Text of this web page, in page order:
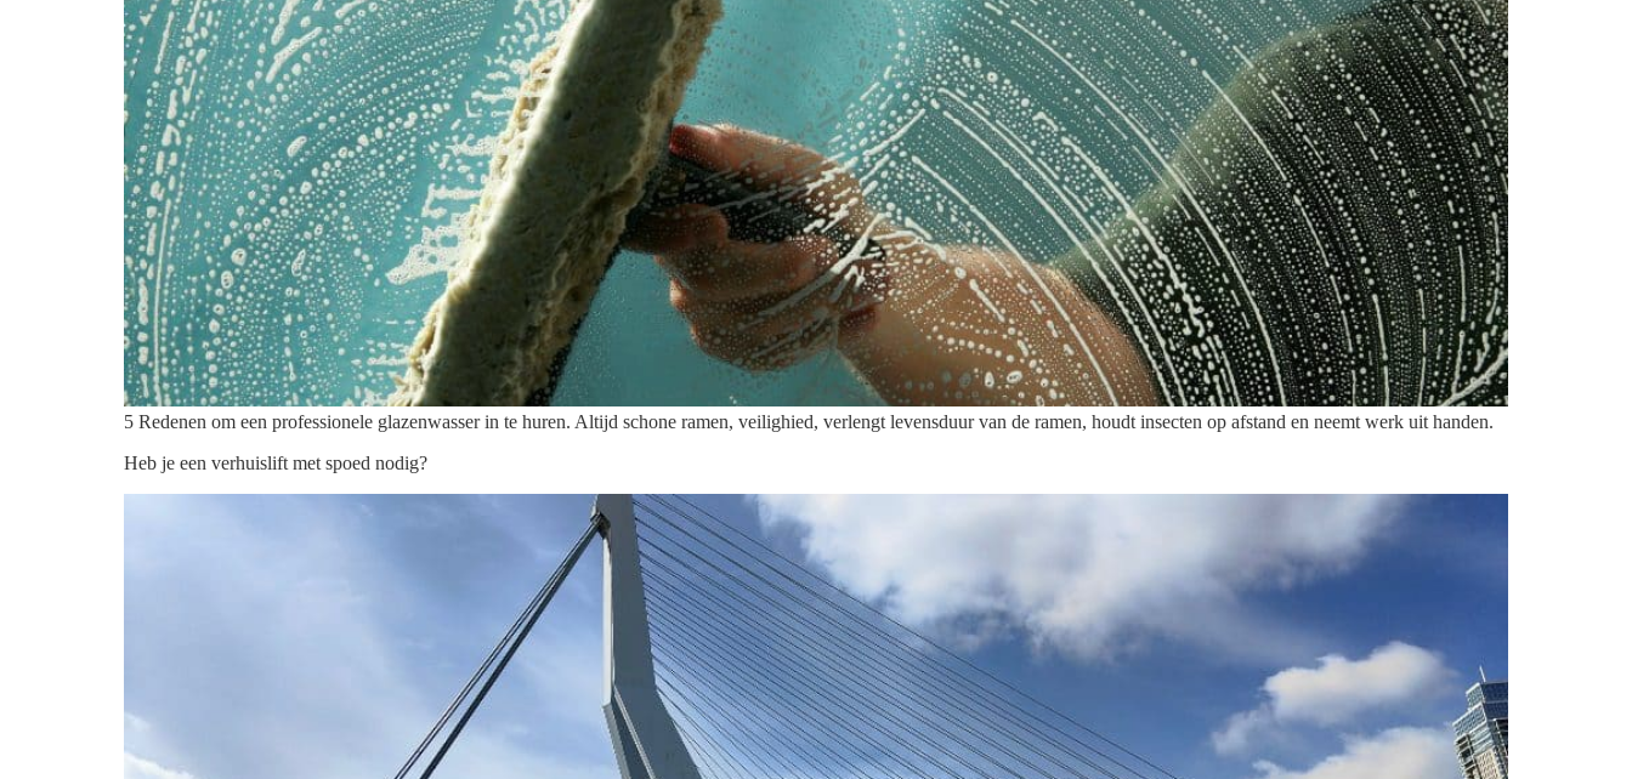
5 Redenen om een professionele glazenwasser in te huren. Altijd schone ramen, veilighied, verlengt levensduur van de ramen, houdt insecten op afstand en neemt werk uit handen.
Heb je een verhuislift met spoed nodig?